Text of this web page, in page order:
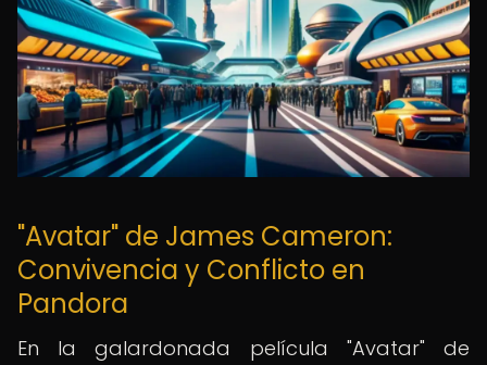
"Avatar" de James Cameron:
Convivencia y Conflicto en
Pandora
En la galardonada película "Avatar" de